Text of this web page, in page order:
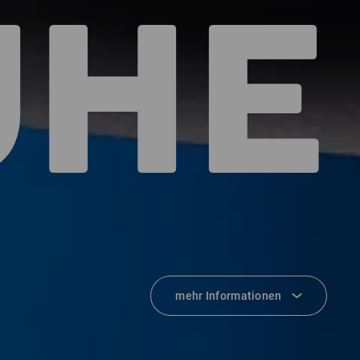
mehr Informationen